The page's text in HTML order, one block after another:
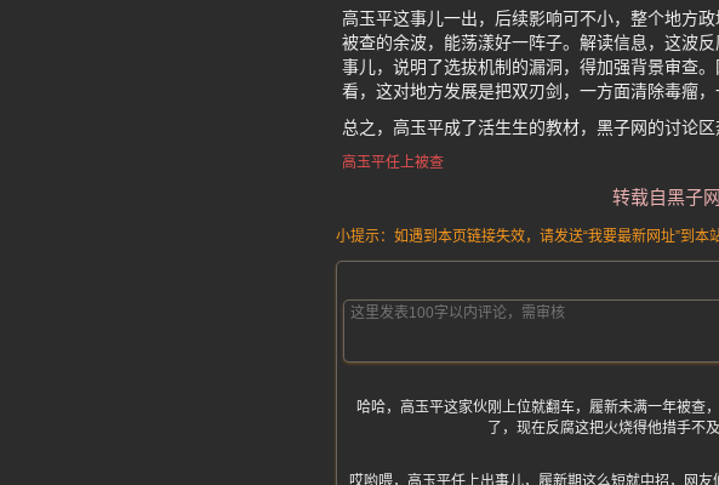
高玉平这事儿一出，后续影响可不小，整个地方
被查的余波，能荡漾好一阵子。解读信息，这波
事儿，说明了选拔机制的漏洞，得加强背景审查
看，这对地方发展是把双刃剑，一方面清除毒瘤，
总之，高玉平成了活生生的教材，黑子网的讨论
高玉平任上被查
转载自黑子
小提示：如遇到本页链接失效，请发送“我要最新网址”到
哈哈，高玉平这家伙刚上位就翻车，履新未满一年被查
了，现在反腐这把火烧得他措手不